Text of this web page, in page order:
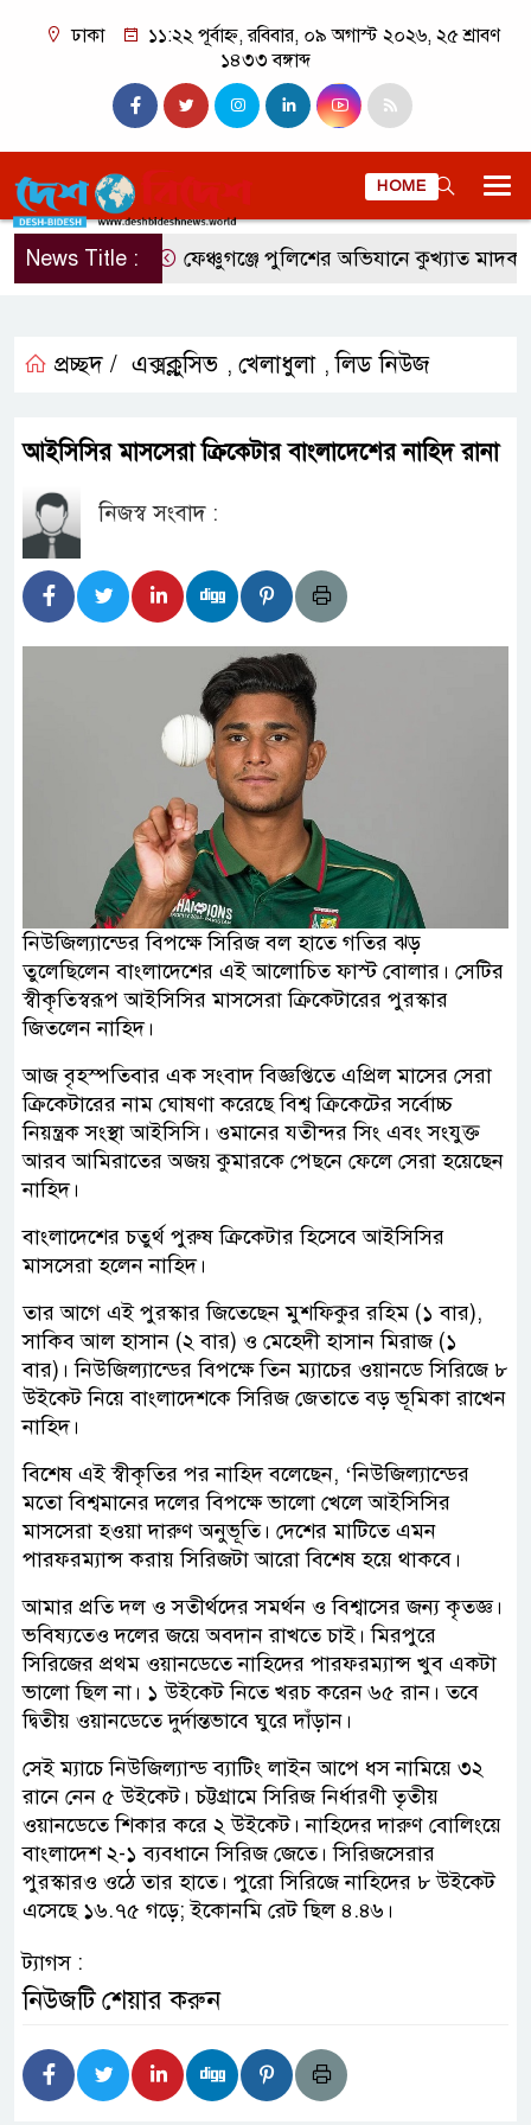
ঢাকা
১১:২২ পূর্বাহ্ন, রবিবার, ০৯ অগাস্ট ২০২৬, ২৫ শ্রাবণ
১৪৩৩ বঙ্গাব্দ
HOME
News Title : ফেঞ্চুগঞ্জে পুলিশের অভিযানে কুখ্যাত মাদক
প্রচ্ছদ / এক্সক্লুসিভ , খেলাধুলা ,লিড নিউজ
আইসিসির মাসসেরা ক্রিকেটার বাংলাদেশের নাহিদ রানা
নিজস্ব সংবাদ :
নিউজিল্যান্ডের বিপক্ষে সিরিজ বল হাতে গতির ঝড়
তুলেছিলেন বাংলাদেশের এই আলোচিত ফাস্ট বোলার। সেটির
স্বীকৃতিস্বরূপ আইসিসির মাসসেরা ক্রিকেটারের পুরস্কার
জিতলেন নাহিদ।
আজ বৃহস্পতিবার এক সংবাদ বিজ্ঞপ্তিতে এপ্রিল মাসের সেরা
ক্রিকেটারের নাম ঘোষণা করেছে বিশ্ব ক্রিকেটের সর্বোচ্চ
নিয়ন্ত্রক সংস্থা আইসিসি। ওমানের যতীন্দর সিং এবং সংযুক্ত
আরব আমিরাতের অজয় কুমারকে পেছনে ফেলে সেরা হয়েছেন
নাহিদ।
বাংলাদেশের চতুর্থ পুরুষ ক্রিকেটার হিসেবে আইসিসির
মাসসেরা হলেন নাহিদ।
তার আগে এই পুরস্কার জিতেছেন মুশফিকুর রহিম (১ বার),
সাকিব আল হাসান (২ বার) ও মেহেদী হাসান মিরাজ (১
বার)। নিউজিল্যান্ডের বিপক্ষে তিন ম্যাচের ওয়ানডে সিরিজে ৮
উইকেট নিয়ে বাংলাদেশকে সিরিজ জেতাতে বড় ভূমিকা রাখেন
নাহিদ।
বিশেষ এই স্বীকৃতির পর নাহিদ বলেছেন, ‘নিউজিল্যান্ডের
মতো বিশ্বমানের দলের বিপক্ষে ভালো খেলে আইসিসির
মাসসেরা হওয়া দারুণ অনুভূতি। দেশের মাটিতে এমন
পারফরম্যান্স করায় সিরিজটা আরো বিশেষ হয়ে থাকবে।
আমার প্রতি দল ও সতীর্থদের সমর্থন ও বিশ্বাসের জন্য কৃতজ্ঞ।
ভবিষ্যতেও দলের জয়ে অবদান রাখতে চাই। মিরপুরে
সিরিজের প্রথম ওয়ানডেতে নাহিদের পারফরম্যান্স খুব একটা
ভালো ছিল না। ১ উইকেট নিতে খরচ করেন ৬৫ রান। তবে
দ্বিতীয় ওয়ানডেতে দুর্দান্তভাবে ঘুরে দাঁড়ান।
সেই ম্যাচে নিউজিল্যান্ড ব্যাটিং লাইন আপে ধস নামিয়ে ৩২
রানে নেন ৫ উইকেট। চট্টগ্রামে সিরিজ নির্ধারণী তৃতীয়
ওয়ানডেতে শিকার করে ২ উইকেট। নাহিদের দারুণ বোলিংয়ে
বাংলাদেশ ২-১ ব্যবধানে সিরিজ জেতে। সিরিজসেরার
পুরস্কারও ওঠে তার হাতে। পুরো সিরিজে নাহিদের ৮ উইকেট
এসেছে ১৬.৭৫ গড়ে; ইকোনমি রেট ছিল ৪.৪৬।
ট্যাগস :
নিউজটি শেয়ার করুন